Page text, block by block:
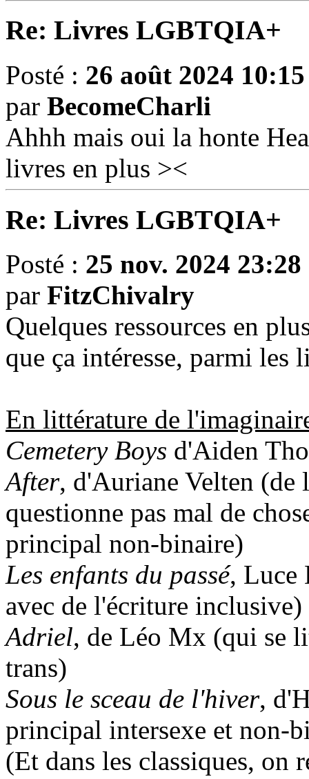
Re: Livres LGBTQIA+
Posté : 26 août 2024 10:15
par BecomeCharli
Ahhh mais oui la honte
livres en plus ><
Re: Livres LGBTQIA+
Posté : 25 nov. 2024 23:28
par FitzChivalry
Quelques ressources en
que ça intéresse, parmi les
En littérature de
Cemetery Boys d'Aiden
After, d'Auriane Velten (de
questionne pas mal de
principal non-binaire)
Les enfants du passé, Luce
avec de l'écriture inclusive)
Adriel, de Léo Mx (qui se
trans)
Sous le sceau de l'hiver,
principal intersexe et non-
(Et dans les classiques, on